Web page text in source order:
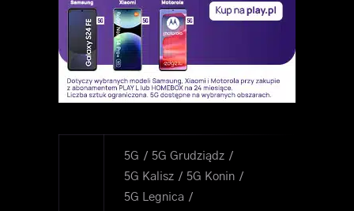
5G
5G Grudziądz
5G Kalisz
5G Konin
5G Legnica